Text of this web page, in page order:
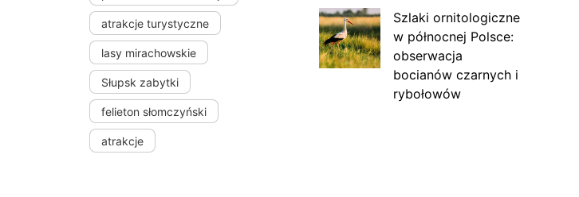
atrakcje turystyczne
lasy mirachowskie
Słupsk zabytki
felieton słomczyński
atrakcje
Szlaki ornitologiczne
w północnej Polsce:
obserwacja
bocianów czarnych i
rybołowów